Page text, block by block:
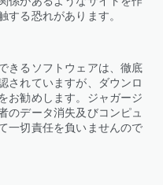
る恐れがあります。
きるソフトウェアは、徹底
されていますが、ダウンロ
お勧めします。ジャガージ
のデータ消失及びコンピュ
一切責任を負いませんので